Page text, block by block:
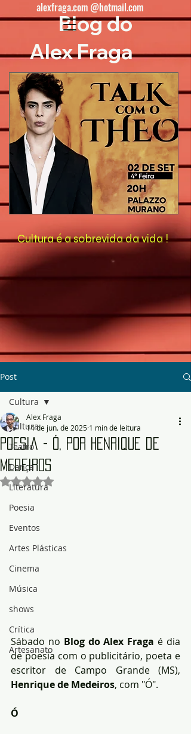
Cultura é a sobrevida da vida !
Blog do
Alex Fraga
alexfraga.com @hotmail.com
Post
Cultura
Teatro
Dança
Literatura
Poesia
Eventos
Artes Plásticas
Cinema
Música
shows
Crítica
Artesanato
Cultura
Poesia - Ó, por Henrique de
Medeiros
Alex Fraga
14 de jun. de 2025 1 min de leitura
Avaliado com NaN de 5 estrelas.
Sábado no Blog do Alex Fraga é dia
de poesia com o publicitário, poeta e
Henrique de Medeiros, com "Ó".
Ó